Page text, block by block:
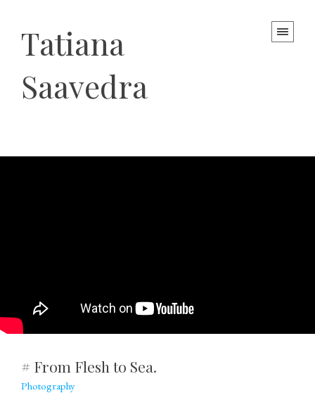
Tatiana
Saavedra
# From Flesh to Sea.
Photography